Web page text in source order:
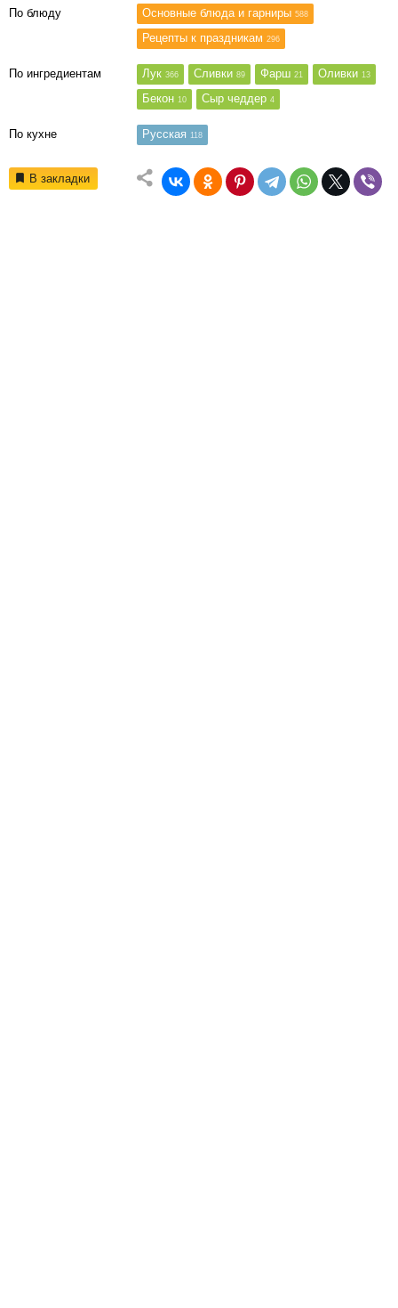
По блюду Основные блюда и гарниры 588
Рецепты к праздникам 296
По ингредиентам Лук 366 Сливки 89 Фарш 21 Оливки 13
Бекон 10 Сыр чеддер 4
По кухне Русская 118
В закладки